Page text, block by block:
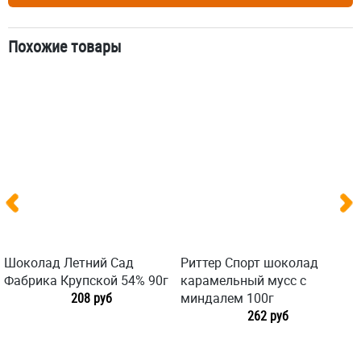
Похожие товары
Шоколад Летний Сад
Фабрика Крупской 54% 90г
208 руб
Риттер Спорт шоколад
карамельный мусс с
миндалем 100г
262 руб